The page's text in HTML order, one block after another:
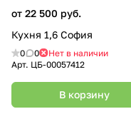
от 22 500 руб.
Кухня 1,6 София
0 0
Нет в наличии
Арт. ЦБ-00057412
В корзину